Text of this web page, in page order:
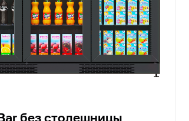
без столешницы